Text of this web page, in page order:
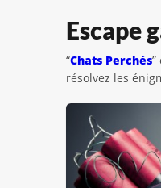
Escape
“Chats Perchés
résolvez les